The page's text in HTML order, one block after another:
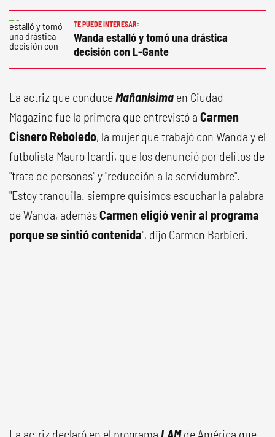
TE PUEDE INTERESAR:
Wanda estalló y tomó una drástica
decisión con L-Gante
La actriz que conduceMañanísima en Ciudad
Magazine fue la primera que entrevistó a Carmen
Cisnero Reboledo, la mujer que trabajó con Wanda y el
futbolista Mauro Icardi, que los denunció por delitos de
"trata de personas" y "reducción a la servidumbre".
"Estoy tranquila. siempre quisimos escuchar la palabra
de Wanda, ademásCarmen eligió venir al programa
porque se sintió contenida", dijo Carmen Barbieri.
La actriz declaró en el programa LAMde América que